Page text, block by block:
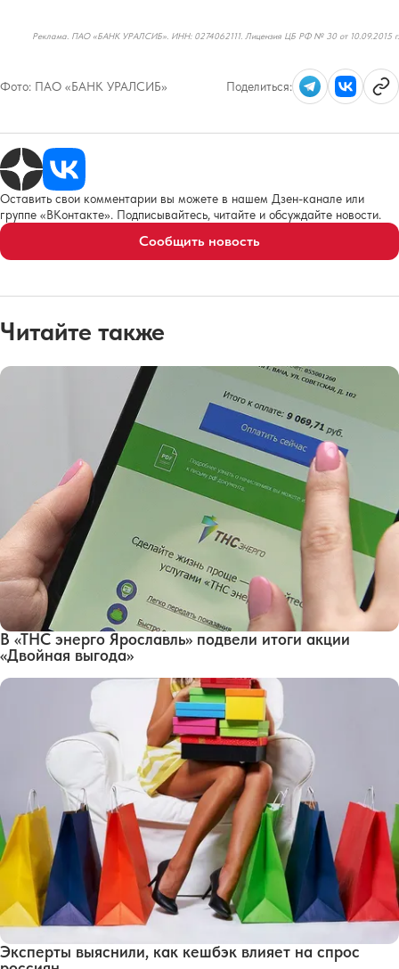
Реклама. ПАО «БАНК УРАЛСИБ». ИНН: 0274062111. Лицензия ЦБ РФ № 30 от 10.09.2015 г.
Фото: ПАО «БАНК УРАЛСИБ» Поделиться:
Оставить свои комментарии вы можете в нашем Дзен-канале или
группе «ВКонтакте». Подписывайтесь, читайте и обсуждайте новости.
Сообщить новость
Читайте также
В «ТНС энерго Ярославль» подвели итоги акции
«Двойная выгода»
Эксперты выяснили, как кешбэк влияет на спрос